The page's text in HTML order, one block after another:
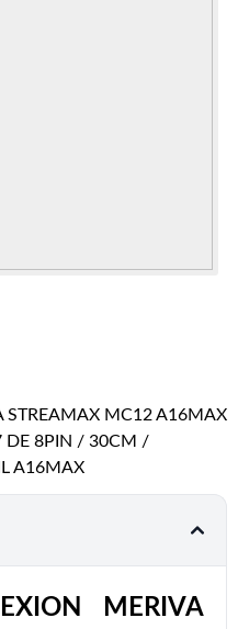
STREAMAX MC12 A16MAX
DE 8PIN / 30CM /
A16MAX
MERIVA